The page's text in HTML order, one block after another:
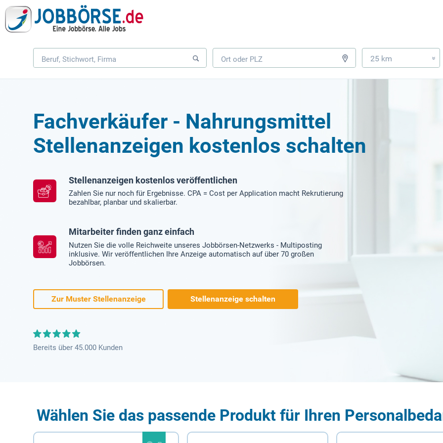
25 km »
Fachverkäufer - Nahrungsmittel
Stellenanzeigen kostenlos schalten
Stellenanzeigen kostenlos veröffentlichen
Zahlen Sie nur noch für Ergebnisse. CPA = Cost per Application macht Rekrutierung
bezahlbar, planbar und skalierbar.
Mitarbeiter finden ganz einfach
Nutzen Sie die volle Reichweite unseres Jobbörsen-Netzwerks - Multiposting
inklusive. Wir veröffentlichen Ihre Anzeige automatisch auf über 70 großen
Jobbörsen.
Zur Muster Stellenanzeige Stellenanzeige schalten
Bereits über 45.000 Kunden
Wählen Sie das passende Produkt für Ihren